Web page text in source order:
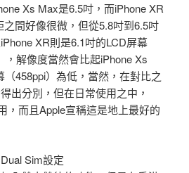
Xs Max是6.5吋，而iPhone XR
間好像很微，但從5.8吋到6.5吋
XR則是6.1吋的LCD屏幕
，解像度當然會比起iPhone Xs
458ppi）為低，當然，在對比之
出分別，但在日常使用之中，
，而且Apple宣稱這是地上最好的
Sim設定